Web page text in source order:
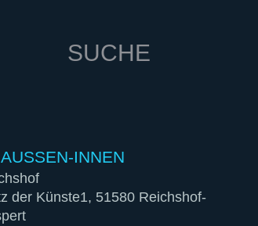
SUCHE
INNEN
der Künste1, 51580 Reichshof-